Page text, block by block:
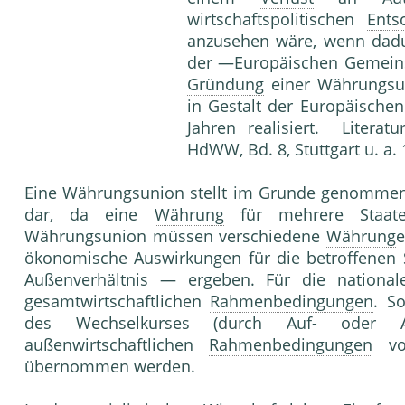
wirtschaftspolitischen
anzusehen wäre, wenn
der —Europäischen
Gründung einer
in Gestalt der
Jahren realisiert.
HdWW, Bd. 8, Stuttgart u. a.
Eine Währungsunion stellt im Grunde
dar, da eine Währungfür mehrere
Währungsunion müssen verschiedene Währung
ökonomische Auswirkungen für die
Außenverhältnis — ergeben. Für die
gesamtwirtschaftlichen Rahmenbedingungen.
des Wechselkurses (durch Auf- oder
außenwirtschaftlichen Rahmenbedingungen
übernommen werden.